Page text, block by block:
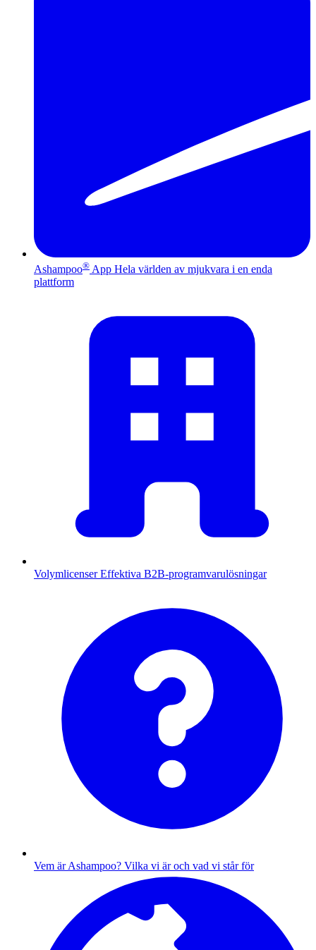
Ashampoo® App Hela världen av mjukvara i en enda
plattform
Volymlicenser Effektiva B2B-programvarulösningar
Vem är Ashampoo? Vilka vi är och vad vi står för